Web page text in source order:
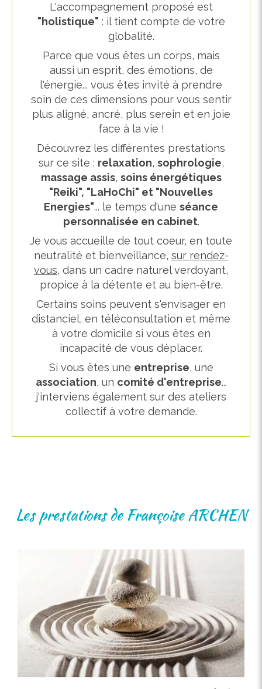
L'accompagnement proposé est
"holistique" : il tient compte de votre
globalité.
Parce que vous êtes un corps, mais
aussi un esprit, des émotions, de
l'énergie... vous êtes invité à prendre
soin de ces dimensions pour vous sentir
plus aligné, ancré, plus serein et en joie
face à la vie !
Découvrez les différentes prestations
sur ce site : relaxation, sophrologie,
massage assis, soins énergétiques
"Reiki", "LaHoChi" et "Nouvelles
Energies"... le temps d'une séance
personnalisée en cabinet.
Je vous accueille de tout coeur, en toute
neutralité et bienveillance, sur rendez-
vous, dans un cadre naturel verdoyant,
propice à la détente et au bien-être.
Certains soins peuvent s'envisager en
distanciel, en téléconsultation et même
à votre domicile si vous êtes en
incapacité de vous déplacer.
Si vous êtes une entreprise, une
association, un comité d'entreprise...
j'interviens également sur des ateliers
collectif à votre demande.
Les prestations de Françoise ARCHEN